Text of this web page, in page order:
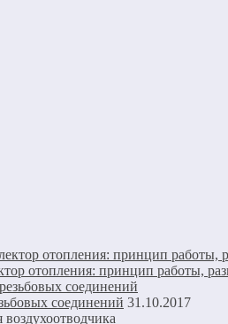
отопления: принцип работы,
соединений 31.10.2017